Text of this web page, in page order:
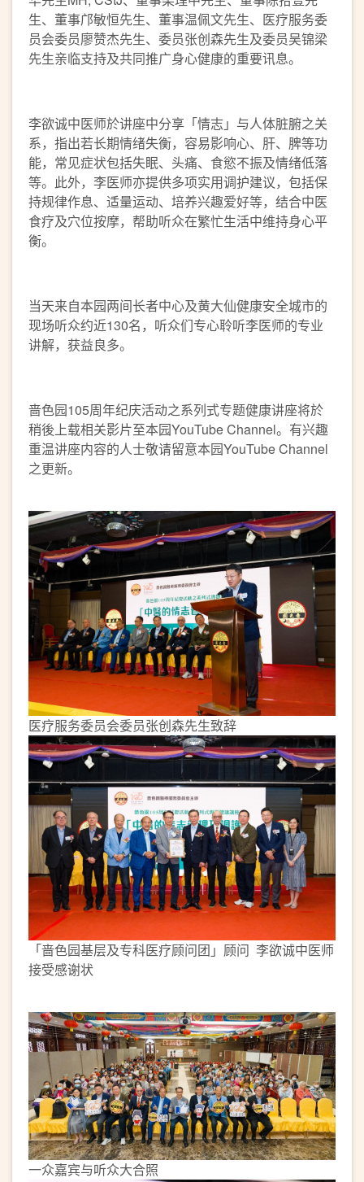
生、董事邝敏恒先生、董事温佩文先生、医疗服务委
员会委员廖赞杰先生、委员张创森先生及委员吴锦梁
先生亲临支持及共同推广身心健康的重要讯息。
李欲诚中医师於讲座中分享「情志」与人体脏腑之关
系，指出若长期情绪失衡，容易影响心、肝、脾等功
能，常见症状包括失眠、头痛、食慾不振及情绪低落
等。此外，李医师亦提供多项实用调护建议，包括保
持规律作息、适量运动、培养兴趣爱好等，结合中医
食疗及穴位按摩，帮助听众在繁忙生活中维持身心平
衡。
当天来自本园两间长者中心及黄大仙健康安全城市的
现场听众约近130名，听众们专心聆听李医师的专业
讲解，获益良多。
啬色园105周年纪庆活动之系列式专题健康讲座将於
稍後上载相关影片至本园YouTube Channel。有兴趣
重温讲座内容的人士敬请留意本园YouTube Channel
之更新。
医疗服务委员会委员张创森先生致辞
「啬色园基层及专科医疗顾问团」顾问 李欲诚中医师
接受感谢状
一众嘉宾与听众大合照